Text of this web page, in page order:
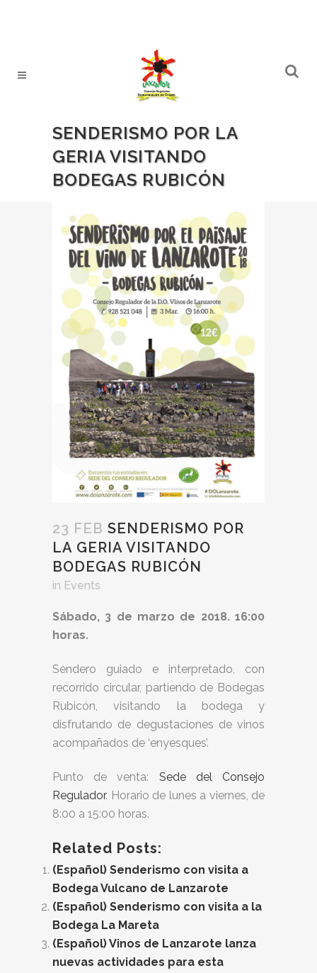
SENDERISMO POR LA
GERIA VISITANDO
BODEGAS RUBICÓN
23 FEB SENDERISMO POR
LA GERIA VISITANDO
BODEGAS RUBICÓN
in Events
Sábado, 3 de marzo de 2018. 16:00
horas.
Sendero guiado e interpretado, con
recorrido circular, partiendo de Bodegas
Rubicón, visitando la bodega y
disfrutando de degustaciones de vinos
acompañados de ‘enyesques’.
Punto de venta: Sede del Consejo
Regulador. Horario de lunes a viernes, de
8:00 a 15:00 horas.
Related Posts:
(Español) Senderismo con visita a
Bodega Vulcano de Lanzarote
(Español) Senderismo con visita a la
Bodega La Mareta
(Español) Vinos de Lanzarote lanza
nuevas actividades para esta